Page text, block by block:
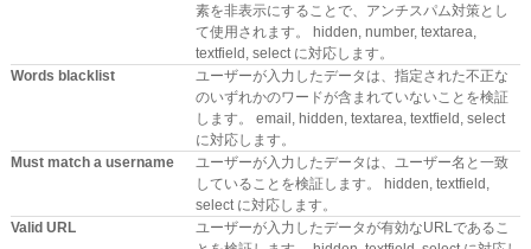
素を非表示にすることで、アンチスパム対策とし
て使用されます。 hidden, number, textarea,
textfield, select に対応します。
Words blacklist
ユーザーが入力したデータは、指定された不正な
のいずれかのワードが含まれていないことを検証
します。 email, hidden, textarea, textfield, select
に対応します。
Must match a username
ユーザーが入力したデータは、ユーザー名と一致
していることを検証します。 hidden, textfield,
select に対応します。
Valid URL
ユーザーが入力したデータが有効なURLであるこ